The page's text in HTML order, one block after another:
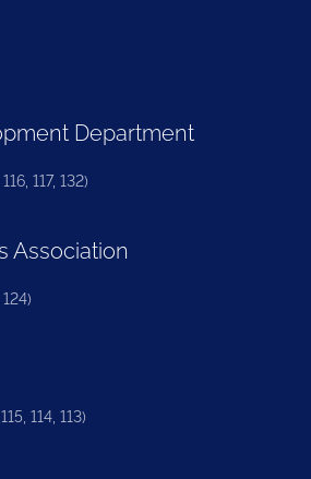
Department
117, 132)
Association
114, 113)